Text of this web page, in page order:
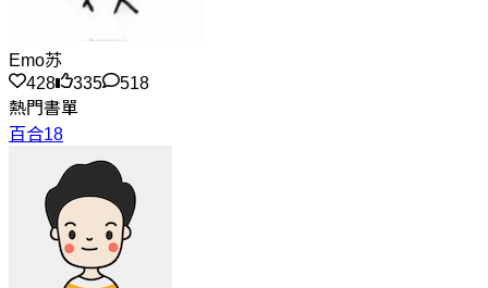
Emo苏
428
335
518
熱門書單
百合18